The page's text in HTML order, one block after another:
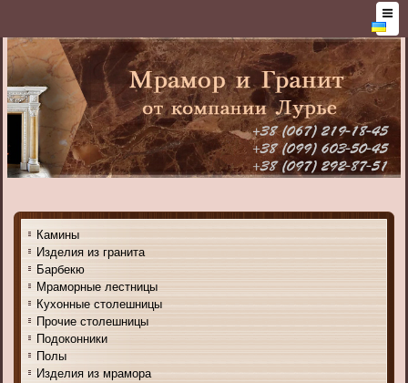
Камины
Изделия из гранита
Барбекю
Мраморные лестницы
Кухонные столешницы
Прочие столешницы
Подоконники
Полы
Изделия из мрамора